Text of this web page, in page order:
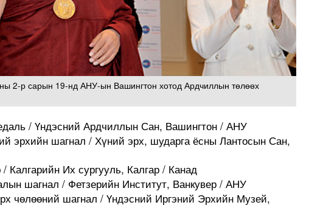
2-р сарын 19-нд АНУ-ын Вашингтон хотод Ардчиллын төлөөх
/ Үндэсний Ардчиллын Сан, Вашингтон / АНУ
эрхийн шагнал / Хүний эрх, шударга ёсны Лантосын Сан,
Калгарийн Их сургууль, Калгар / Канад
шагнал / Фетзерийн Институт, Ванкувер / АНУ
чөлөөний шагнал / Үндэсний Иргэний Эрхийн Музей,